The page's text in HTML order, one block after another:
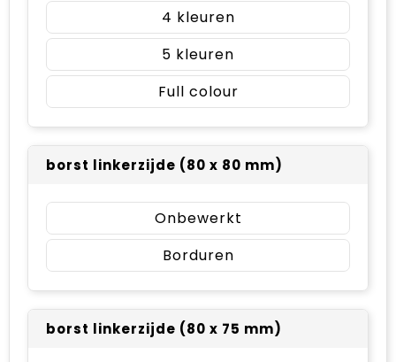
4
5
Full colour
borst linkerzijde (80 x 80 mm)
Onbewerkt
Borduren
borst linkerzijde (80 x 75 mm)